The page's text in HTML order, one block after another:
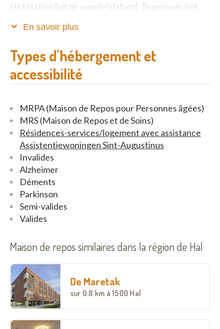
Het station ligt op wandelafstand. Tegenover het
wekelijkse markt op donderdag en zaterdag en ook
de culturele en toeristische activiteiten vinden
plaats vlak voor de deur van het woonzorgcentrum.
toch is het er rustig wonen met het stadspark vlakbij.
Woonzorgcentrum Sint-Augustinus biedt
woonvormenaan: 68 zorgstudio’s voor zwaar
zorgbehoevende ouderen, 40 woongelegenheden
voor valide en minder zorgbehoevende ouderen, 7
woongelegenheden voor kortverblijf, 15 erkende
verblijfseenheden in het dagverzorgingscentrum
(Het Binnenhof) en 60 assistentiewoningen (de
Service Residentie). Er zijn zowel eenpersoons- als
tweepersoonszorgstudio's beschikbaar.
De zorg in het woonzorgcentrum wordt verdeeld
Torens) waarbij 1 afdeling (Het Kasteel) zich volledig
specialiseert in de zorg voor personen met
dementie.
WZC Sint-Augustinus werkt vanuit een holistische
En savoir plus
Types d'hébergement et
accessibilité
MRPA (Maison de Repos pour Personnes âgées)
MRS (Maison de Repos et de Soins)
Résidences-services/logement avec assistance
Assistentiewoningen Sint-Augustinus
Invalides
Alzheimer
Déments
Parkinson
Semi-valides
Valides
Maison de repos similaires dans la région de Hal
De Maretak
sur 0.8 km à 1500 Hal